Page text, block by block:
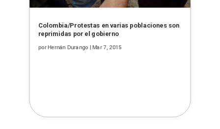
Colombia/Protestas en varias poblaciones son
reprimidas por el gobierno
porHernán Durango | Mar 7, 2015